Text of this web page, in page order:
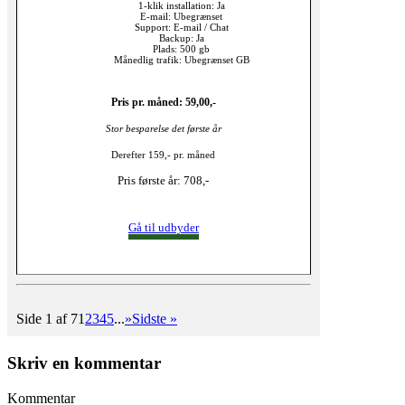
1-klik installation: Ja
E-mail: Ubegrænset
Support: E-mail / Chat
Backup: Ja
Plads: 500 gb
Månedlig trafik: Ubegrænset GB
Pris pr. måned: 59,00,-
Stor besparelse det første år
Derefter 159,- pr. måned
Pris første år: 708,-
Gå til udbyder
Side 1 af 71 2345...»Sidste »
Skriv en kommentar
Kommentar